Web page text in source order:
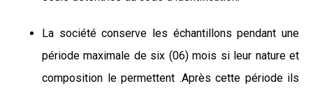
La société conserve les échantillons pendant une
période maximale de six (06) mois si leur nature et
composition le permettent .Après cette période ils